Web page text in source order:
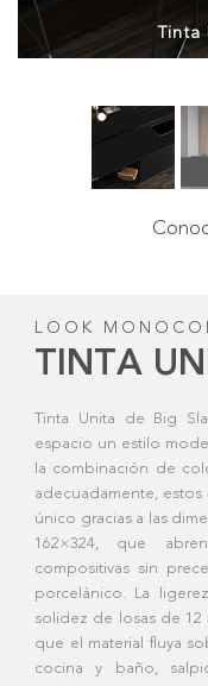
Tinta
LOOK
TINTA
Tinta Unita de Big
espacio un estilo
la combinación de
adecuadamente,
único gracias a las
162×324, que
compositivas sin
porcelánico. La
solidez de losas de 12
que el material fluya
cocina y baño,